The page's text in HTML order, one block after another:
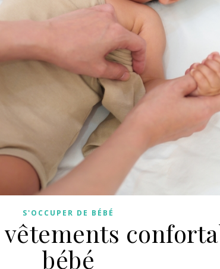
S'OCCUPER DE BÉBÉ
bébé